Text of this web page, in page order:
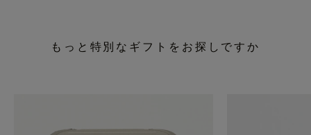
もっと特別なギフトをお探しですか